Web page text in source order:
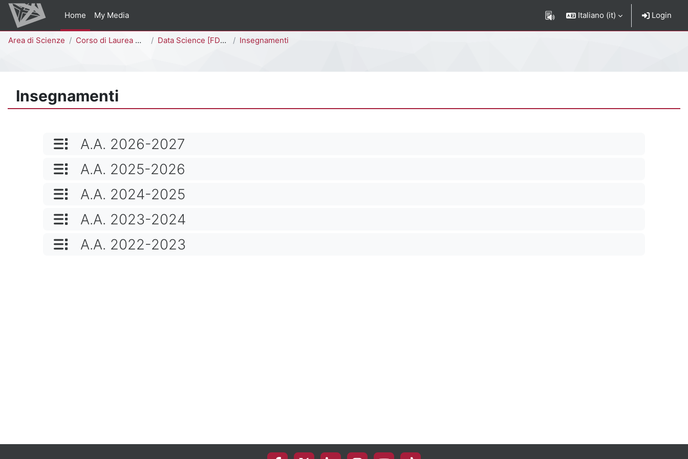
Vai al contenuto principale
Home
My Media Italiano ‎(it)‎ Login
Percorso della pagina
Area di Scienze Corso di Laurea Magistrale Data Science [FDS02Q - FDS01Q] Insegnamenti
Insegnamenti
NOME CATEGORIA
A.A. 2026-2027
NOME CATEGORIA
A.A. 2025-2026
NOME CATEGORIA
A.A. 2024-2025
NOME CATEGORIA
A.A. 2023-2024
NOME CATEGORIA
A.A. 2022-2023